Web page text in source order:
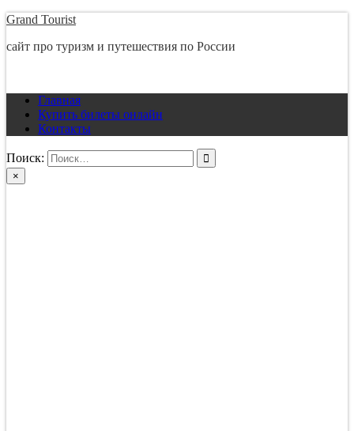
Перейти
содержимому
Grand Tourist
сайт про туризм и путешествия по России
Главная
Купить билеты онлайн
Контакты
Поиск:
×